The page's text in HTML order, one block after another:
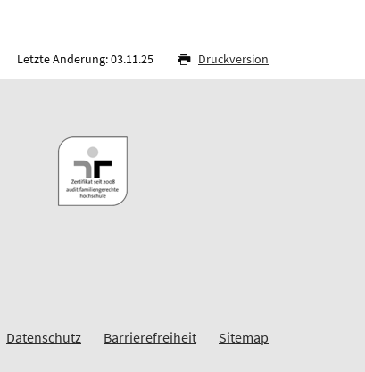
Letzte Änderung: 03.11.25 Druckversion
Datenschutz Barrierefreiheit Sitemap